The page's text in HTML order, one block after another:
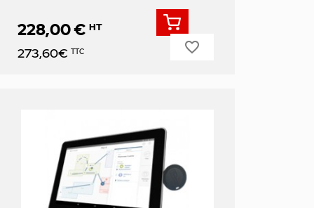
Prix
228,00 € HT
273,60€ TTC favorite_border